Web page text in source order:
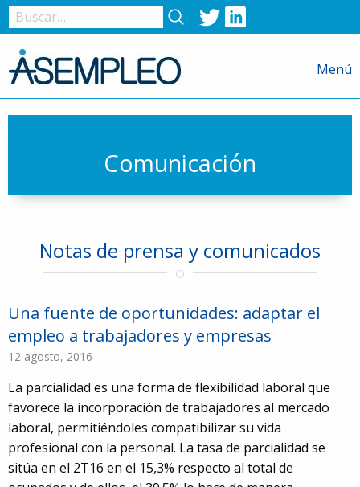
Twitter
de
usuario
o
correo
Contraseña
Menú
Comunicación
Notas de prensa y comunicados
Una fuente de oportunidades: adaptar el
empleo a trabajadores y empresas
12 agosto, 2016
La parcialidad es una forma de flexibilidad laboral que
favorece la incorporación de trabajadores al mercado
laboral, permitiéndoles compatibilizar su vida
profesional con la personal. La tasa de parcialidad se
sitúa en el 2T16 en el 15,3% respecto al total de